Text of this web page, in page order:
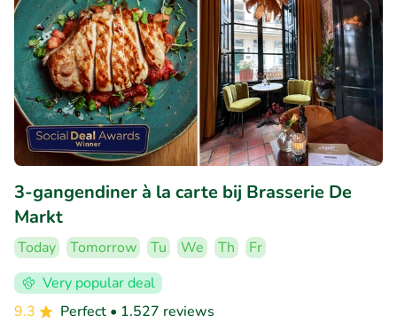
3-gangendiner à la carte bij Brasserie De
Markt
Today Tomorrow Tu We Th
Fr
Very popular deal
9.3
Perfect • 1.527 reviews